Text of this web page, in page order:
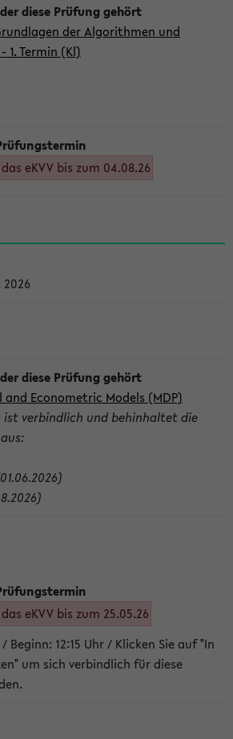
der Algorithmen und
Termin (Kl)
eKVV bis zum 04.08.26
Econometric Models (MDP)
ist verbindlich und behinhaltet die
eKVV bis zum 25.05.26
Beginn: 12:15 Uhr / Klicken Sie auf "In
um sich verbindlich für diese